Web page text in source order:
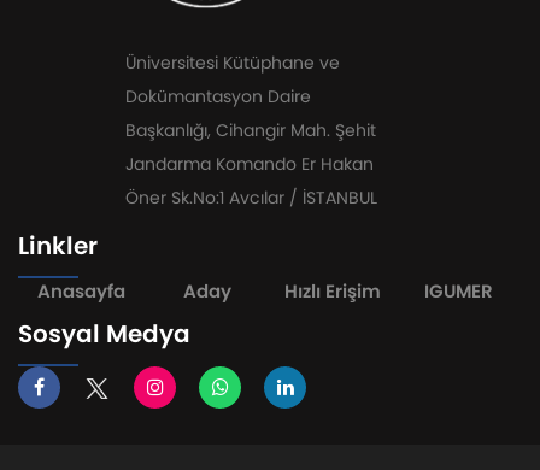
Üniversitesi Kütüphane ve
Dokümantasyon Daire
Başkanlığı, Cihangir Mah. Şehit
Jandarma Komando Er Hakan
Öner Sk.No:1 Avcılar / İSTANBUL
Linkler
Anasayfa Aday Hızlı Erişim IGUMER
Sosyal Medya